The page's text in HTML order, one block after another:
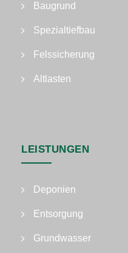
Baugrund
Spezialtiefbau
Felssicherung
Altlasten
LEISTUNGEN
Deponien
Entsorgung
Grundwasser